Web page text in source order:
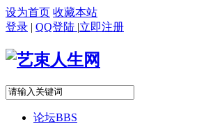
设为首页 收藏本站
登录 | QQ登陆 |立即注册
论坛BBS